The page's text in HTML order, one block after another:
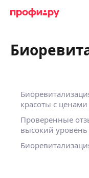
красоты с
Проверенные
высокий